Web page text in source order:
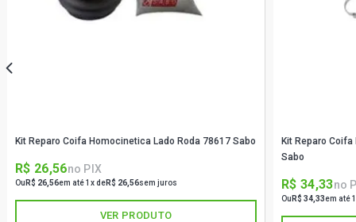
Kit Reparo Coifa Homocinetica Lado Roda 78617 Sabo
R$ 26,56no PIX
Ou R$ 26,56em até 1x deR$ 26,56sem juros
VER PRODUTO
Kit Reparo
Sabo
R$ 34,33no
Ou R$ 34,33em até